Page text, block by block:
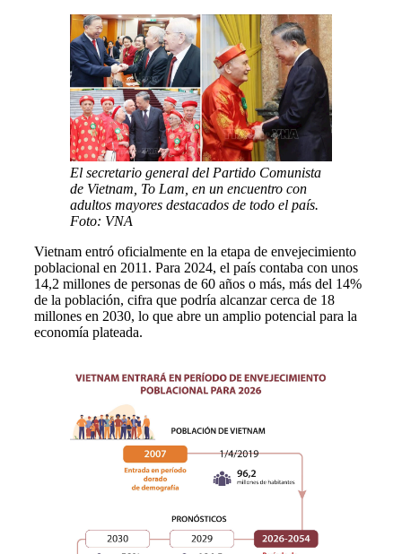
El secretario general del Partido Comunista
de Vietnam, To Lam, en un encuentro con
adultos mayores destacados de todo el país.
Foto: VNA
Vietnam entró oficialmente en la etapa de envejecimiento
poblacional en 2011. Para 2024, el país contaba con unos
14,2 millones de personas de 60 años o más, más del 14%
de la población, cifra que podría alcanzar cerca de 18
millones en 2030, lo que abre un amplio potencial para la
economía plateada.